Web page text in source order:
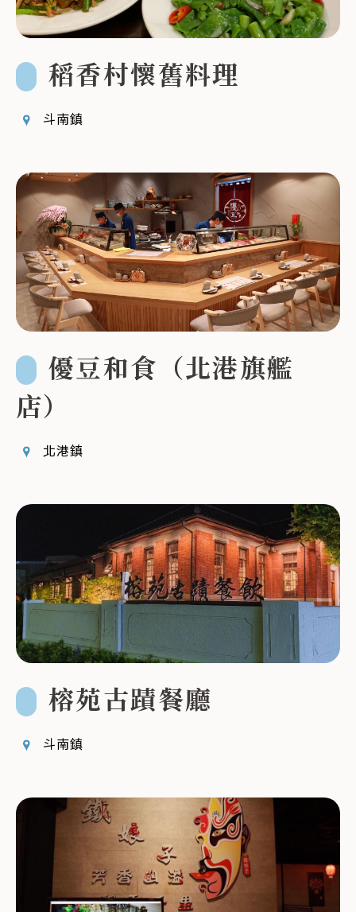
稻香村懷舊料理
斗南鎮
優豆和食（北港旗艦
店）
北港鎮
榕苑古蹟餐廳
斗南鎮